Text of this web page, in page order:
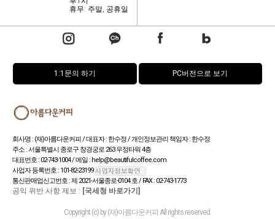
휴무: 주말, 공휴일
1:1문의 하기 PC버전으로 보기
회사명 : (재)아름다운커피 / 대표자 : 한수정 / 개인정보관리 책임자 : 한수정
주소 : 서울특별시 종로구 창경궁로 263 우정타워 4층
대표번호 : 02-743-1004 / 메일 : help@beautifulcoffee.com
사업자 등록번호 : 101-82-23199
통신판매업신고번호 : 제 2021-서울종로-0104 호 / FAX : 02-743-1773
공익 위반 사항 제보 : [국세청 바로가기]
Copyright (c) by (재)아름다운커피 All rights reserved.